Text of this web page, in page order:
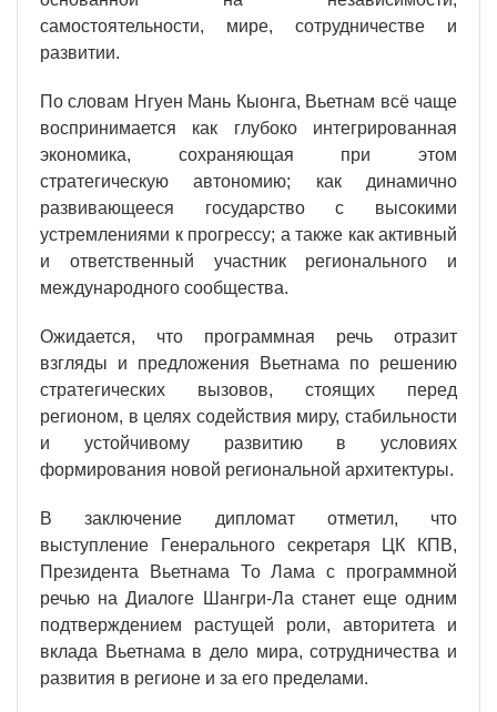
самостоятельности, мире, сотрудничестве и
развитии.
По словам Нгуен Мань Кыонга, Вьетнам всё чаще
воспринимается как глубоко интегрированная
экономика, сохраняющая при этом
стратегическую автономию; как динамично
развивающееся государство с высокими
устремлениями к прогрессу; а также как активный
и ответственный участник регионального и
международного сообщества.
Ожидается, что программная речь отразит
взгляды и предложения Вьетнама по решению
стратегических вызовов, стоящих перед
регионом, в целях содействия миру, стабильности
и устойчивому развитию в условиях
формирования новой региональной архитектуры.
В заключение дипломат отметил, что
выступление Генерального секретаря ЦК КПВ,
Президента Вьетнама То Лама с программной
речью на Диалоге Шангри-Ла станет еще одним
подтверждением растущей роли, авторитета и
вклада Вьетнама в дело мира, сотрудничества и
развития в регионе и за его пределами.